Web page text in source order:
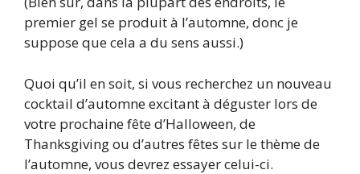
premier gel se produit à l’automne, donc je
suppose que cela a du sens aussi.)
Quoi qu’il en soit, si vous recherchez un nouveau
cocktail d’automne excitant à déguster lors de
votre prochaine fête d’Halloween, de
Thanksgiving ou d’autres fêtes sur le thème de
l’automne, vous devrez essayer celui-ci.